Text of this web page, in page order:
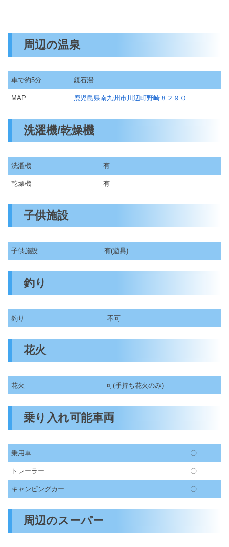
周辺の温泉
車で約5分 鏡石湯
MAP 鹿児島県南九州市川辺町野崎８２９０
洗濯機/乾燥機
洗濯機 有
乾燥機 有
子供施設
子供施設 有(遊具)
釣り
釣り 不可
花火
花火 可(手持ち花火のみ)
乗り入れ可能車両
乗用車 〇
トレーラー 〇
キャンピングカー 〇
周辺のスーパー